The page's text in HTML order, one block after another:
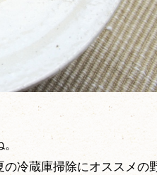
冷蔵庫掃除にオススメの